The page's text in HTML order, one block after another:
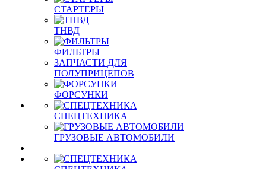
СТАРТЕРЫ
ТНВД
ФИЛЬТРЫ
ЗАПЧАСТИ ДЛЯ
ПОЛУПРИЦЕПОВ
ФОРСУНКИ
СПЕЦТЕХНИКА
ГРУЗОВЫЕ АВТОМОБИЛИ